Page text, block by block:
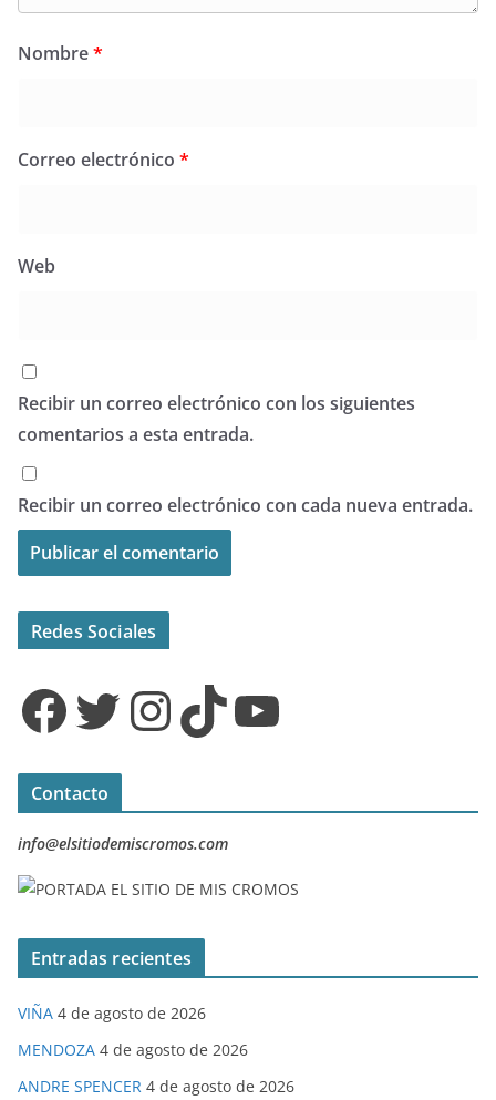
Nombre*
Correo electrónico *
Web
Recibir un correo electrónico con los siguientes
comentarios a esta entrada.
Recibir un correo electrónico con cada nueva entrada.
Redes Sociales
Facebook Twitter InstagramTikTok YouTube
Contacto
info@elsitiodemiscromos.com
Entradas recientes
VIÑA 4 de agosto de 2026
MENDOZA 4 de agosto de 2026
ANDRE SPENCER 4 de agosto de 2026